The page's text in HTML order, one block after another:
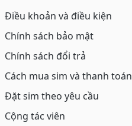
Điều khoản và điều kiện
Chính sách bảo mật
Chính sách đổi trả
Cách mua sim và thanh toán
Đặt sim theo yêu cầu
Cộng tác viên